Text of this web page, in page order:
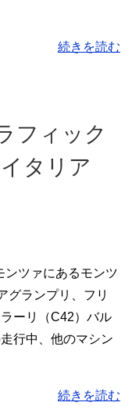
続きを読む
フィック
タリア
ンツァにあるモンツ
グランプリ、フリ
ーリ（C42）バル
行中、他のマシン
続きを読む